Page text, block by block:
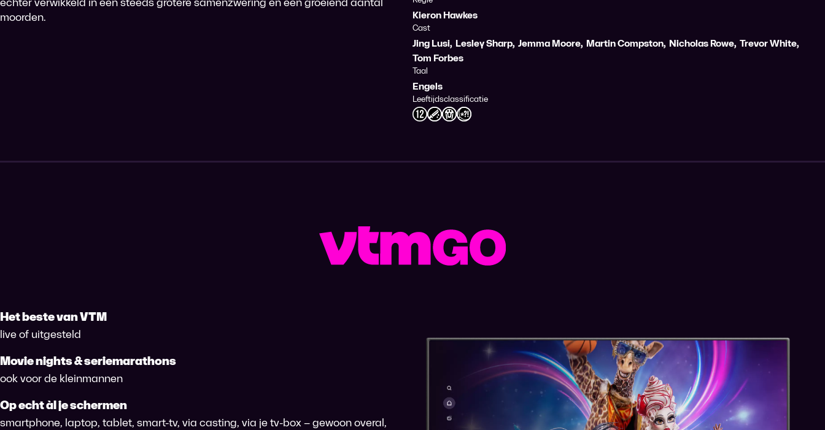
moorden.
Kieron Hawkes
Cast
Jing Lusi, Lesley Sharp, Jemma Moore, Martin Compston, Nicholas Rowe, Trevor White,
Tom Forbes
Taal
Engels
Leeftijdsclassificatie
Het beste van VTM
live of uitgesteld
Movie nights & seriemarathons
ook voor de kleinmannen
Op echt àl je schermen
smartphone, laptop, tablet, smart-tv, via casting, via je tv-box – gewoon overal,